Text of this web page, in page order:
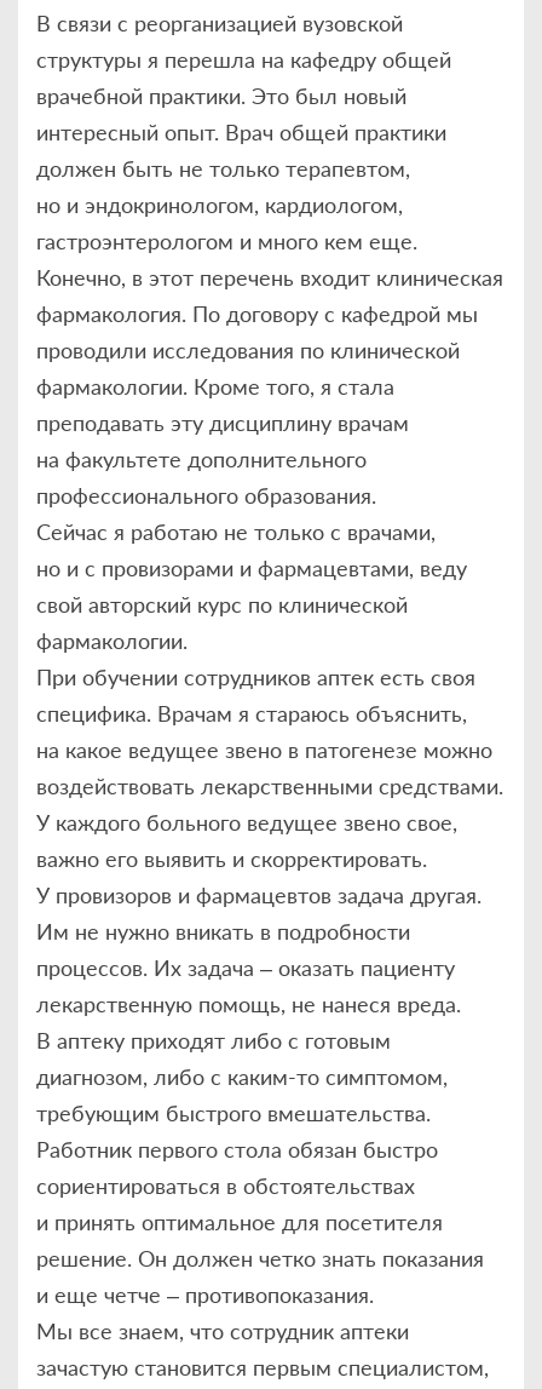
В связи с реорганизацией вузовской
структуры я перешла на кафедру общей
врачебной практики. Это был новый
интересный опыт. Врач общей практики
должен быть не только терапевтом,
но и эндокринологом, кардиологом,
гастроэнтерологом и много кем еще.
Конечно, в этот перечень входит клиническая
фармакология. По договору с кафедрой мы
проводили исследования по клинической
фармакологии. Кроме того, я стала
преподавать эту дисциплину врачам
на факультете дополнительного
профессионального образования.
Сейчас я работаю не только с врачами,
но и с провизорами и фармацевтами, веду
свой авторский курс по клинической
фармакологии.
При обучении сотрудников аптек есть своя
специфика. Врачам я стараюсь объяснить,
на какое ведущее звено в патогенезе можно
воздействовать лекарственными средствами.
У каждого больного ведущее звено свое,
важно его выявить и скорректировать.
У провизоров и фармацевтов задача другая.
Им не нужно вникать в подробности
процессов. Их задача – оказать пациенту
лекарственную помощь, не нанеся вреда.
В аптеку приходят либо с готовым
диагнозом, либо с каким-то симптомом,
требующим быстрого вмешательства.
Работник первого стола обязан быстро
сориентироваться в обстоятельствах
и принять оптимальное для посетителя
решение. Он должен четко знать показания
и еще четче – противопоказания.
Мы все знаем, что сотрудник аптеки
зачастую становится первым специалистом,